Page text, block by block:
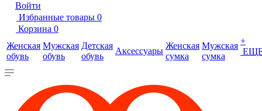
Войти
Избранные товары 0
Корзина 0
Женская
обувь
Мужская
обувь
Детская
обувь
Аксессуары
Женская
сумка
Мужская
сумка
+